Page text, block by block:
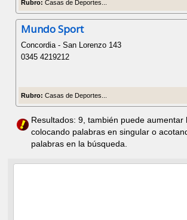
Rubro: Casas de Deportes...
Mundo Sport
Concordia - San Lorenzo 143
0345 4219212
Rubro: Casas de Deportes...
Resultados: 9, también puede aumentar
colocando palabras en singular o
palabras en la búsqueda.